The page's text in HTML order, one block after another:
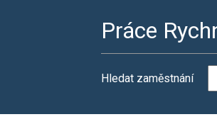
Práce
Hledat zaměstnání